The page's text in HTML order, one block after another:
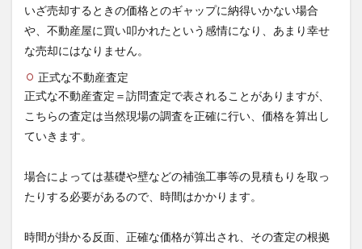
いざ売却するときの価格とのギャップに納得いかない場合
や、不動産屋に買い叩かれたという感情になり、あまり幸せ
な売却にはなりません。
正式な不動産査定
正式な不動産査定＝訪問査定で表されることがありますが、
こちらの査定は当然現場の調査を正確に行い、価格を算出し
ていきます。
場合によっては基礎や壁などの補強工事等の見積もりを取っ
たりする必要があるので、時間はかかります。
時間が掛かる反面、正確な価格が算出され、その査定の根拠